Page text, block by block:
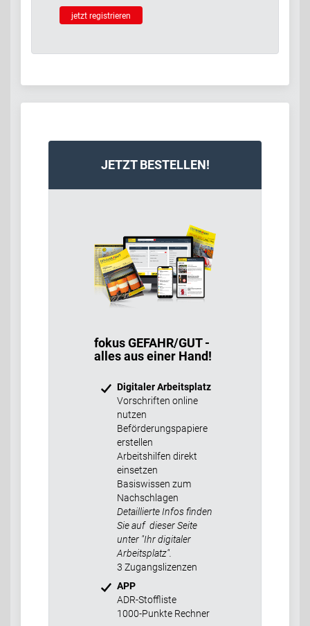
jetzt registrieren
JETZT BESTELLEN!
fokus GEFAHR/GUT -
alles aus einer Hand!
Digitaler Arbeitsplatz
Vorschriften online
nutzen
Beförderungspapiere
erstellen
Arbeitshilfen direkt
einsetzen
Basiswissen zum
Nachschlagen
Detaillierte Infos finden
Sie auf dieser Seite
unter "Ihr digitaler
Arbeitsplatz".
3 Zugangslizenzen
APP
ADR-Stoffliste
1000-Punkte Rechner